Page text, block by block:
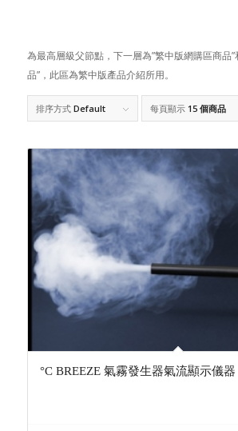
為最高層級父節點，下一層為”繁中版網購區商品
品”，此區為繁中版產品介紹所用。
排序方式 Default 每頁顯示 15 個商品
°C BREEZE 氣霧發生器氣流顯示儀器